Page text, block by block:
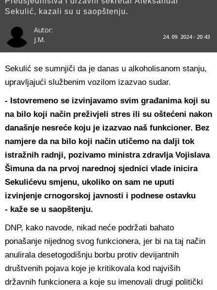
Sekulić, kazali su u saopštenju.
Autor:
J.M.
24. 09. 2024 - 20:43
Sekulić se sumnjiči da je danas u alkoholisanom stanju,
upravljajući službenim vozilom izazvao sudar.
- Istovremeno se izvinjavamo svim građanima koji su
na bilo koji način preživjeli stres ili su oštećeni nakon
današnje nesreće koju je izazvao naš funkcioner. Bez
namjere da na bilo koji način utičemo na dalji tok
istražnih radnji, pozivamo ministra zdravlja Vojislava
Šimuna da na prvoj narednoj sjednici vlade inicira
Sekulićevu smjenu, ukoliko on sam ne uputi
izvinjenje crnogorskoj javnosti i podnese ostavku
- kaže se u saopštenju.
DNP, kako navode, nikad neće podržati bahato
ponašanje nijednog svog funkcionera, jer bi na taj način
anulirala desetogodišnju borbu protiv devijantnih
društvenih pojava koje je kritikovala kod najviših
državnih funkcionera a koje su imenovali drugi politički